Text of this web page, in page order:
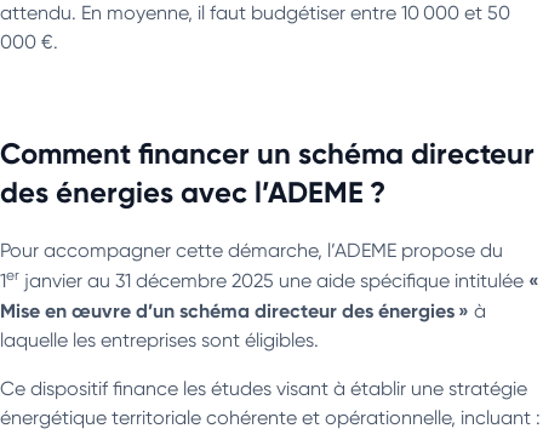
attendu. En moyenne, il faut budgétiser entre 10 000 et 50
000 €.
Comment financer un schéma directeur
des énergies avec l’ADEME ?
Pour accompagner cette démarche, l’ADEME propose du
1er janvier au 31 décembre 2025 une aide spécifique intitulée «
Mise en œuvre d’un schéma directeur des énergies » à
laquelle les entreprises sont éligibles.
Ce dispositif finance les études visant à établir une stratégie
énergétique territoriale cohérente et opérationnelle, incluant :